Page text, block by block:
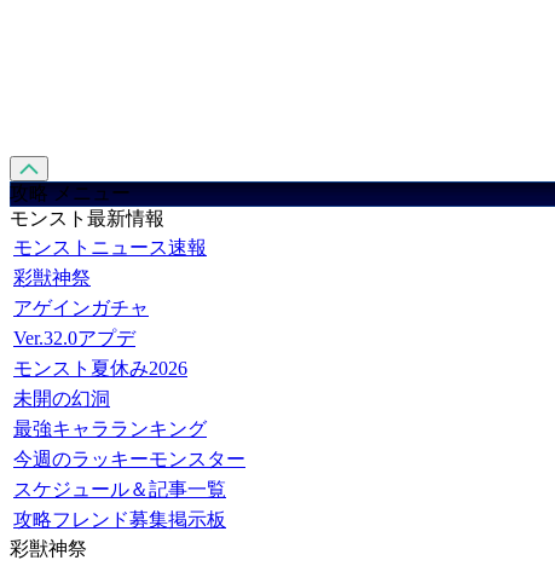
攻略 メニュー
モンスト最新情報
モンストニュース速報
彩獣神祭
アゲインガチャ
Ver.32.0アプデ
モンスト夏休み2026
未開の幻洞
最強キャラランキング
今週のラッキーモンスター
スケジュール＆記事一覧
攻略フレンド募集掲示板
彩獣神祭